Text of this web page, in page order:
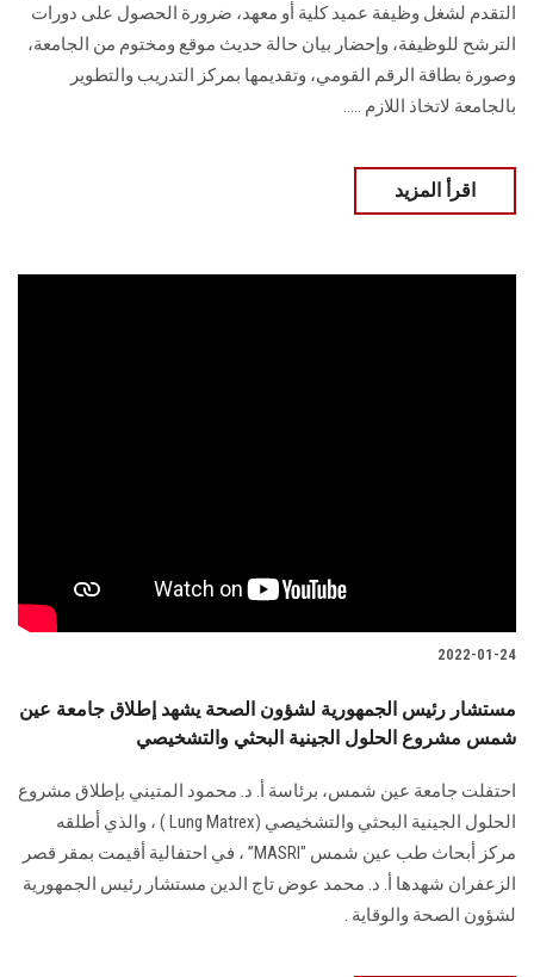
التقدم لشغل وظيفة عميد كلية أو معهد، ضرورة الحصول على دورات
الترشح للوظيفة، وإحضار بيان حالة حديث موقع ومختوم من الجامعة،
وصورة بطاقة الرقم القومي، وتقديمها بمركز التدريب والتطوير
بالجامعة لاتخاذ اللازم .....
اقرأ المزيد
2022-01-24
مستشار رئيس الجمهورية لشؤون الصحة يشهد إطلاق جامعة عين
شمس مشروع الحلول الجينية البحثي والتشخيصي
احتفلت جامعة عين شمس، برئاسة أ. د. محمود المتيني بإطلاق مشروع
الحلول الجينية البحثي والتشخيصي (Lung Matrex ) ، والذي أطلقه
مركز أبحاث طب عين شمس "MASRI” ، في احتفالية أقيمت بمقر قصر
الزعفران شهدها أ. د. محمد عوض تاج الدين مستشار رئيس الجمهورية
لشؤون الصحة والوقاية .